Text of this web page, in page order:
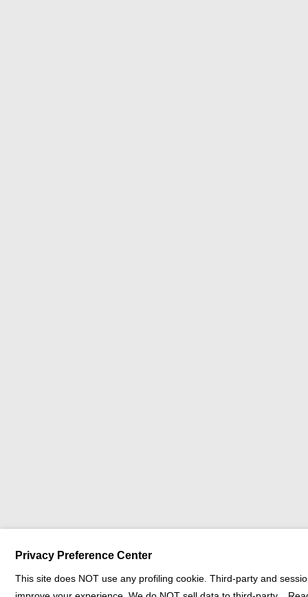
Privacy Preference Center
This site does NOT use any profiling cookie. Third-party and